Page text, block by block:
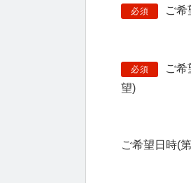
必須 ご希
必須
ご希
望)
ご希望日時(